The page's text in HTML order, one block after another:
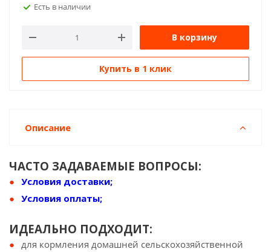
Есть в наличии
В корзину
Купить в 1 клик
Описание
ЧАСТО ЗАДАВАЕМЫЕ ВОПРОСЫ:
Условия доставки;
Условия оплаты;
ИДЕАЛЬНО ПОДХОДИТ:
для кормления домашней сельскохозяйственной